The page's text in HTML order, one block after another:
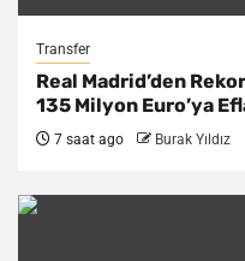
Transfer
Real Madrid’den
135 Milyon Euro’ya
7 saat ago Burak Yıldız